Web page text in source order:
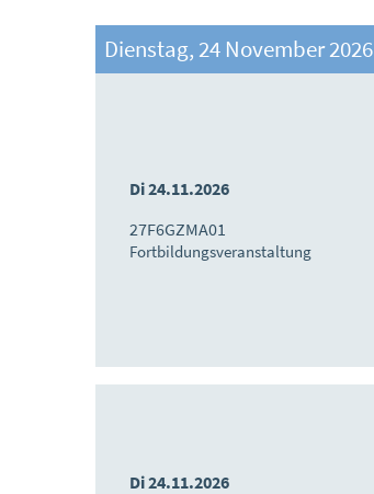
Dienstag, 24 November 2026
Di 24.11.2026
27F6GZMA01
Fortbildungsveranstaltung
Di 24.11.2026